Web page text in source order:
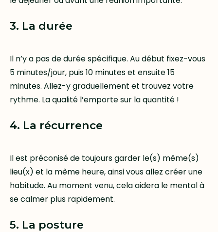
3. La durée
Il n’y a pas de durée spécifique. Au début fixez-vous
5 minutes/jour, puis 10 minutes et ensuite 15
minutes. Allez-y graduellement et trouvez votre
rythme. La qualité l’emporte sur la quantité !
4. La récurrence
Il est préconisé de toujours garder le(s) même(s)
lieu(x) et la même heure, ainsi vous allez créer une
habitude. Au moment venu, cela aidera le mental à
se calmer plus rapidement.
5. La posture